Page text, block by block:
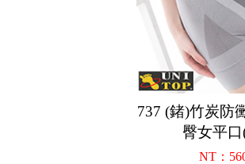
737 (鍺)竹炭防
臀女平
NT：